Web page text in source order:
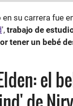
su carrera fue
', trabajo de
tener un bebé
el